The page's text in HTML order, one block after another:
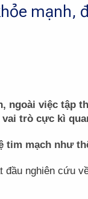
mạnh,
ngoài việc tập
trò cực kì
tim mạch như
đầu nghiên cứu